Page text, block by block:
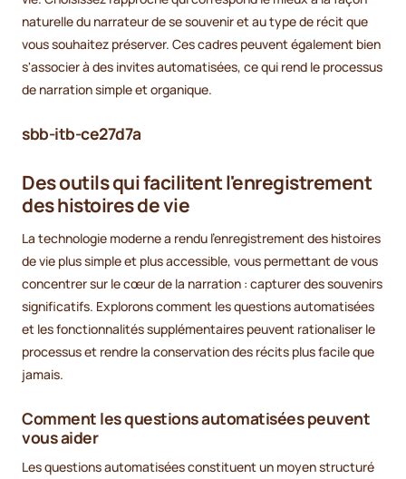
naturelle du narrateur de se souvenir et au type de récit que
vous souhaitez préserver. Ces cadres peuvent également bien
s'associer à des invites automatisées, ce qui rend le processus
de narration simple et organique.
sbb-itb-ce27d7a
Des outils qui facilitent l'enregistrement
des histoires de vie
La technologie moderne a rendu l'enregistrement des histoires
de vie plus simple et plus accessible, vous permettant de vous
concentrer sur le cœur de la narration : capturer des souvenirs
significatifs. Explorons comment les questions automatisées
et les fonctionnalités supplémentaires peuvent rationaliser le
processus et rendre la conservation des récits plus facile que
jamais.
Comment les questions automatisées peuvent
vous aider
Les questions automatisées constituent un moyen structuré